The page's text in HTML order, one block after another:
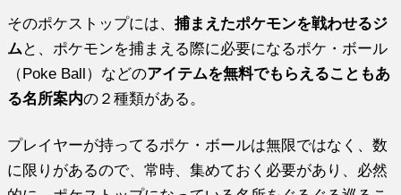
そのポケストップには、捕まえたポケモンを戦わせるジ
ム と、ポケモンを捕まえる際に必要になるポケ・ボール
（Poke Ball）などのアイテムを無料でもらえることもあ
る名所案内の２種類がある。
プレイヤーが持ってるポケ・ボールは無限ではなく、数
に限りがあるので、常時、集めておく必要があり、必然